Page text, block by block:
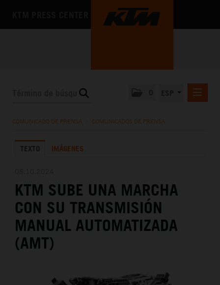
LA EMPRESA
COMUNICADO DE PRENSA COMUNICADOS DE PRENSA
TEXTO IMÁGENES
KTM SUBE UNA MARCHA
CON SU TRANSMISIÓN
MANUAL AUTOMATIZADA
(AMT)